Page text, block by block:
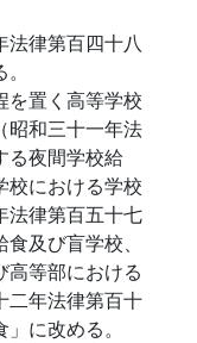
法律第百四十八
を置く高等学校
昭和三十一年法
る夜間学校給
校における学校
法律第百五十七
及び盲学校、
高等部における
二年法律第百十
に改める。